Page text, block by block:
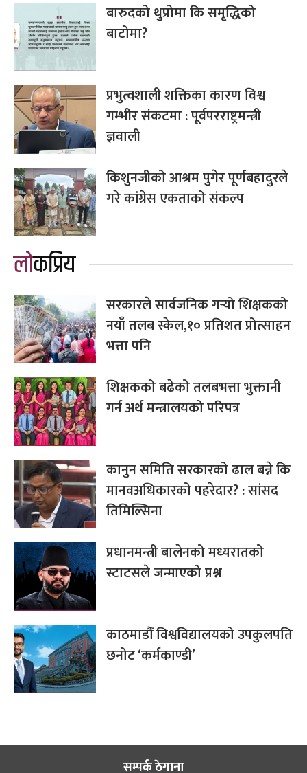
बारुदको थुप्रोमा कि समृद्धिको
बाटोमा?
प्रभुत्वशाली शक्तिका कारण विश्व
गम्भीर संकटमा : पूर्वपरराष्ट्रमन्त्री
ज्ञवाली
किशुनजीको आश्रम पुगेर पूर्णबहादुरले
गरे कांग्रेस एकताको संकल्प
लोकप्रिय
सरकारले सार्वजनिक गर्‍यो शिक्षकको
नयाँ तलब स्केल,१० प्रतिशत प्रोत्साहन
भत्ता पनि
शिक्षकको बढेको तलबभत्ता भुक्तानी
गर्न अर्थ मन्त्रालयको परिपत्र
कानुन समिति सरकारको ढाल बन्ने कि
मानवअधिकारको पहरेदार? : सांसद
तिमिल्सिना
प्रधानमन्त्री बालेनको मध्यरातको
स्टाटसले जन्माएको प्रश्न
काठमाडौँ विश्वविद्यालयको उपकुलपति
छनोट ‘कर्मकाण्डी’
सम्पर्क ठेगाना